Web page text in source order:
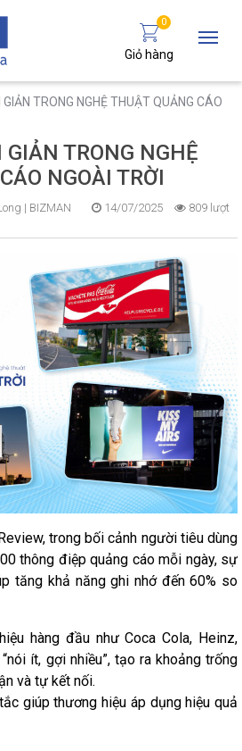
0
Giỏ hàng
TRONG NGHỆ THUẬT QUẢNG CÁO
TRONG NGHỆ
NGOÀI TRỜI
| BIZMAN 14/07/2025
809 lượt
trong bối cảnh người tiêu dùng
thông điệp quảng cáo mỗi ngày, sự
tăng khả năng ghi nhớ đến 60% so
hàng đầu như Coca Cola, Heinz,
ít, gợi nhiều”, tạo ra khoảng trống
và tự kết nối.
giúp thương hiệu áp dụng hiệu quả